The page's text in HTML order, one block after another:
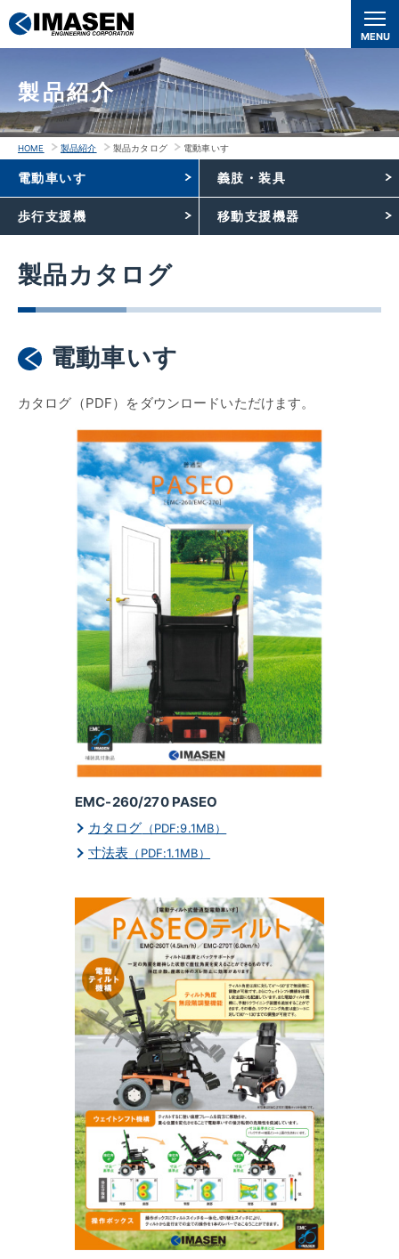
本
文
へ
MENU
製品紹介
HOME 製品紹介 製品カタログ 電動車いす
電動車いす 義肢・装具
歩行支援機 移動支援機器
製品カタログ
電動車いす
カタログ（PDF）をダウンロードいただけます。
EMC-260/270 PASEO
カタログ （PDF:9.1MB）
寸法表 （PDF:1.1MB）